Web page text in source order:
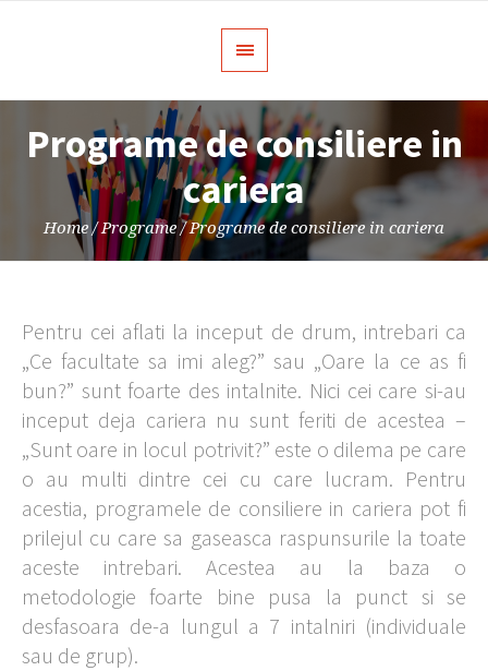
Programe de consiliere in
cariera
Home /Programe /Programe de consiliere in cariera
Pentru cei aflati la inceput de drum, intrebari ca
„Ce facultate sa imi aleg?” sau „Oare la ce as fi
bun?” sunt foarte des intalnite. Nici cei care si-au
inceput deja cariera nu sunt feriti de acestea –
„Sunt oare in locul potrivit?” este o dilema pe care
o au multi dintre cei cu care lucram. Pentru
acestia, programele de consiliere in cariera pot fi
prilejul cu care sa gaseasca raspunsurile la toate
aceste intrebari. Acestea au la baza o
metodologie foarte bine pusa la punct si se
desfasoara de-a lungul a 7 intalniri (individuale
sau de grup).